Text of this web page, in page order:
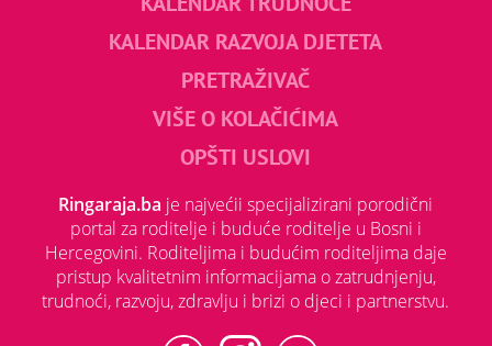
KALENDAR RAZVOJA DJETETA
PRETRAŽIVAČ
VIŠE O KOLAČIĆIMA
OPŠTI USLOVI
Ringaraja.ba je najvećii specijalizirani porodični
portal za roditelje i buduće roditelje u Bosni i
Hercegovini. Roditeljima i budućim roditeljima daje
pristup kvalitetnim informacijama o zatrudnjenju,
trudnoći, razvoju, zdravlju i brizi o djeci i partnerstvu.